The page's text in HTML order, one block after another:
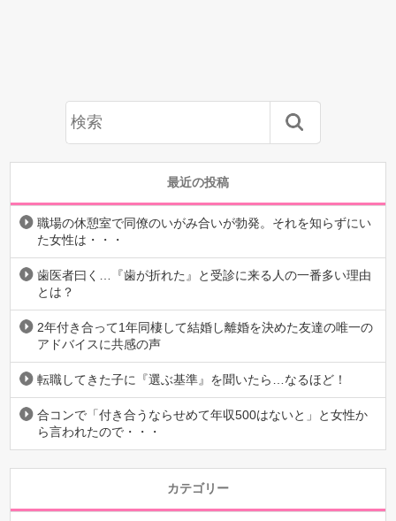
最近の投稿
職場の休憩室で同僚のいがみ合いが勃発。それを知らずにい
た女性は・・・
歯医者曰く…『歯が折れた』と受診に来る人の一番多い理由
とは？
2年付き合って1年同棲して結婚し離婚を決めた友達の唯一の
アドバイスに共感の声
転職してきた子に『選ぶ基準』を聞いたら…なるほど！
合コンで「付き合うならせめて年収500はないと」と女性か
ら言われたので・・・
カテゴリー